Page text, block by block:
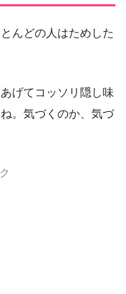
んどの人はためした
げてコッソリ隠し味
。気づくのか、気づ